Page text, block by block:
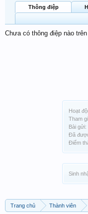
Hoạt
Tham
Bài gửi:
Đã
Điểm
Sinh
Thông điệp
Chưa có thông điệp nào
Trang chủ Thành viên